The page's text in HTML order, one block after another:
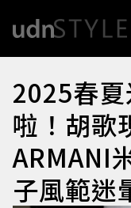
2025春
啦！胡歌
ARMANI
子風範迷